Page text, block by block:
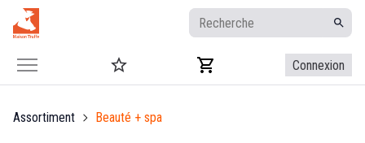
Connexion
Assortiment Beauté + spa